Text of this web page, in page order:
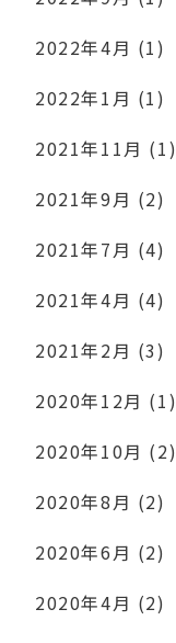
2022年4月 (1)
2022年1月 (1)
2021年11月 (1)
2021年9月 (2)
2021年7月 (4)
2021年4月 (4)
2021年2月 (3)
2020年12月 (1)
2020年10月 (2)
2020年8月 (2)
2020年6月 (2)
2020年4月 (2)